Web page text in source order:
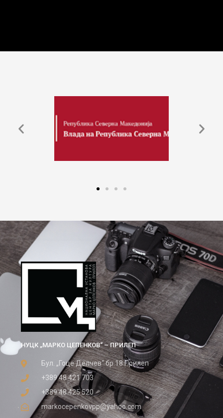
НУЦК „МАРКО ЦЕПЕНКОВ“ – ПРИЛЕП
Бул. „Гоце Делчев“ бр.18 Прилеп
+389 48 421 703
+389 48 425 520
markocepenkovpp@yahoo.com